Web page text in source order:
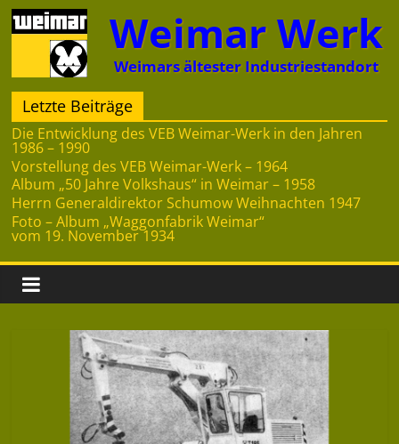
Zum
Inhalt
springen
Weimar Werk
Weimars ältester Industriestandort
Letzte Beiträge
Die Entwicklung des VEB Weimar-Werk in den Jahren
1986 – 1990
Vorstellung des VEB Weimar-Werk – 1964
Album „50 Jahre Volkshaus“ in Weimar – 1958
Herrn Generaldirektor Schumow Weihnachten 1947
Foto – Album „Waggonfabrik Weimar“
vom 19. November 1934